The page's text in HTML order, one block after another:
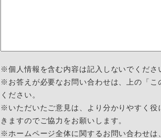
※個人情報を含む内容は記入しないでくださ
※お答えが必要なお問い合わせは、上の「
ください。
※いただいたご意見は、より分かりやすく
きますのでご協力をお願いします。
※ホームページ全体に関するお問い合わせは